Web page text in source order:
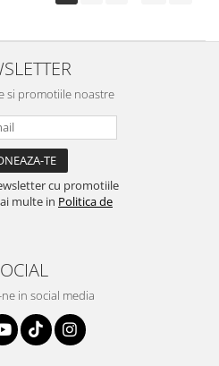
si promotiile noastre
cu promotiile
multe in Politica de
in social media